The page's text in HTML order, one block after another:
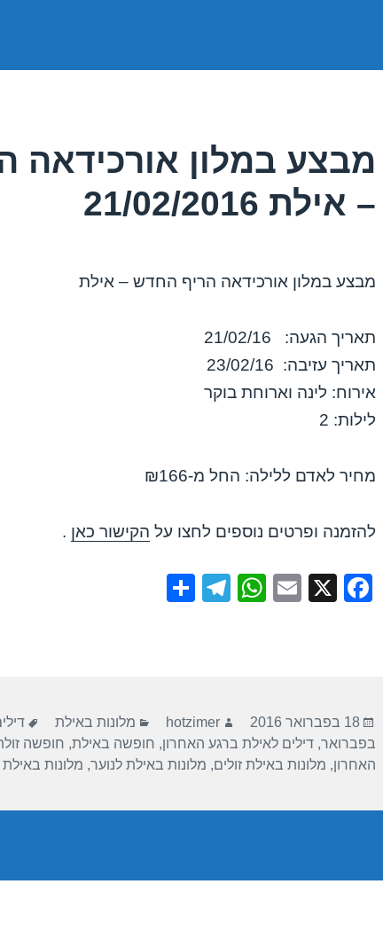
מבצע במלון אורכידאה
– אילת 21/02/2016
מבצע במלון אורכידאה הריף החדש – אילת
תאריך הגעה: 21/02/16
תאריך עזיבה: 23/02/16
אירוח: לינה וארוחת בוקר
לילות: 2
מחיר לאדם ללילה: החל מ-₪166
להזמנה ופרטים נוספים לחצו על הקישור כאן .
F
o
o
X
E
W
p
p
T
m
פורסם
בתאריך
18 בפברואר 2016 מחבר
hotzimer קטגוריות
מלונות באילת
בפברואר,דילים לאילת ברגע האחרון, חופשה באילת, חופשה
האחרון, מלונות באילת זולים, מלונות באילת לנוער, מלונות